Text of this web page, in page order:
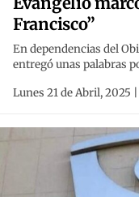
Francisco”
En dependencias del
entregó unas palabras
Lunes 21 de Abril, 2025 |